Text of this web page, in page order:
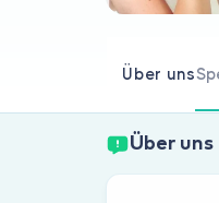
Über uns
Über uns